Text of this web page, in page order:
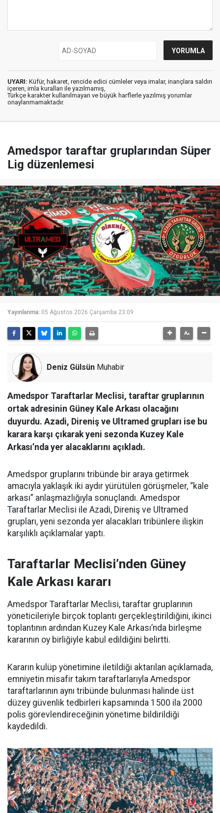
UYARI: Küfür, hakaret, rencide edici cümleler veya imalar, inançlara saldırı
içeren, imla kuralları ile yazılmamış,
Türkçe karakter kullanılmayan ve büyük harflerle yazılmış yorumlar
onaylanmamaktadır.
Amedspor taraftar gruplarından Süper
Lig düzenlemesi
Yayınlanma: 05 Ağustos 2026 Çarşamba 23:09
Deniz Gülsün Muhabir
Amedspor Taraftarlar Meclisi, taraftar gruplarının
ortak adresinin Güney Kale Arkası olacağını
duyurdu. Azadi, Direniş ve Ultramed grupları ise bu
karara karşı çıkarak yeni sezonda Kuzey Kale
Arkası’nda yer alacaklarını açıkladı.
Amedspor gruplarını tribünde bir araya getirmek
amacıyla yaklaşık iki aydır yürütülen görüşmeler, “kale
arkası” anlaşmazlığıyla sonuçlandı. Amedspor
Taraftarlar Meclisi ile Azadi, Direniş ve Ultramed
grupları, yeni sezonda yer alacakları tribünlere ilişkin
karşılıklı açıklamalar yaptı.
Taraftarlar Meclisi’nden Güney
Kale Arkası kararı
Amedspor Taraftarlar Meclisi, taraftar gruplarının
yöneticileriyle birçok toplantı gerçekleştirildiğini, ikinci
toplantının ardından Kuzey Kale Arkası’nda birleşme
kararının oy birliğiyle kabul edildiğini belirtti.
Kararın kulüp yönetimine iletildiği aktarılan açıklamada,
emniyetin misafir takım taraftarlarıyla Amedspor
taraftarlarının aynı tribünde bulunması halinde üst
düzey güvenlik tedbirleri kapsamında 1500 ila 2000
polis görevlendireceğinin yönetime bildirildiği
kaydedildi.